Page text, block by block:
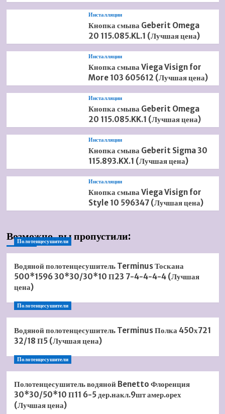
Инсталляции
Кнопка смыва Geberit Omega
20 115.085.KL.1 (Лучшая цена)
Инсталляции
Кнопка смыва Viega Visign for
More 103 605612 (Лучшая цена)
Инсталляции
Кнопка смыва Geberit Omega
20 115.085.KK.1 (Лучшая цена)
Инсталляции
Кнопка смыва Geberit Sigma 30
115.893.KX.1 (Лучшая цена)
Инсталляции
Кнопка смыва Viega Visign for
Style 10 596347 (Лучшая цена)
Возможно, вы пропустили:
Полотенцесушители
Водяной полотенцесушитель Terminus Тоскана
500*1596 30*30/30*10 П23 7-4-4-4-4 (Лучшая
цена)
Полотенцесушители
Водяной полотенцесушитель Terminus Полка 450х721
32/18 П5 (Лучшая цена)
Полотенцесушители
Полотенцесушитель водяной Benetto Флоренция
30*30/50*10 П11 6-5 дер.накл.9шт амер.орех
(Лучшая цена)